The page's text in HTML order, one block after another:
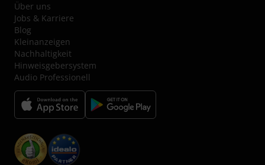
Über uns
Jobs & Karriere
Blog
Kleinanzeigen
Nachhaltigkeit
Hinweisgebersystem
Audio Professionell